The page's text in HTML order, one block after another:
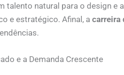
talento natural para o design e
e estratégico. Afinal, a carreira
e a Demanda Crescente